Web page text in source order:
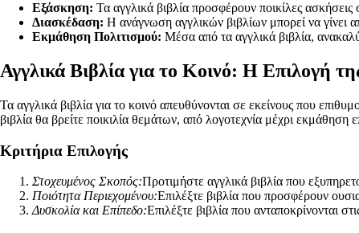
Εξάσκηση: Τα αγγλικά βιβλία προσφέρουν ποικίλες
Διασκέδαση: Η ανάγνωση αγγλικών βιβλίων μπορεί να γίνει
Εκμάθηση Πολιτισμού: Μέσα από τα αγγλικά βιβλία,
Αγγλικά Βιβλία για το Κοινό: Η Επιλογή
Τα αγγλικά βιβλία για το κοινό απευθύνονται σε εκείνους που
βιβλία θα βρείτε ποικιλία θεμάτων, από λογοτεχνία μέχρι εκμάθηση
Κριτήρια Επιλογής
Στοχευμένος Σκοπός:Προτιμήστε αγγλικά βιβλία που
Ποιότητα Περιεχομένου:Επιλέξτε βιβλία που προσφέρουν
Δυσκολία και Επίπεδο:Επιλέξτε βιβλία που ανταποκρίνονται